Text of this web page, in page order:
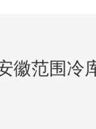
徽范围冷